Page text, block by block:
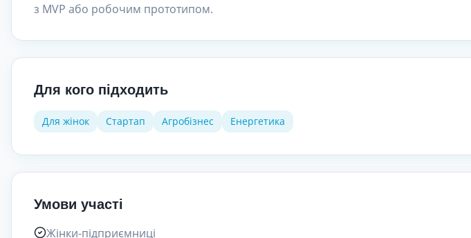
з MVP або робочим прототипом.
Для кого підходить
Для жінок Стартап Агробізнес Енергетика
Умови участі
Жінки-підприємниці